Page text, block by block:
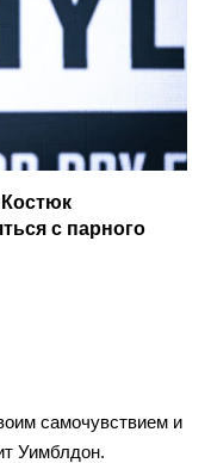
Костюк
с парного
самочувствием и
Уимблдон.